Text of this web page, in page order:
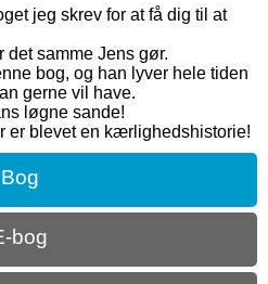
jeg skrev for at få dig til at
det samme Jens gør.
bog, og han lyver hele tiden
gerne vil have.
løgne sande!
er blevet en kærlighedshistorie!
Bog
bog